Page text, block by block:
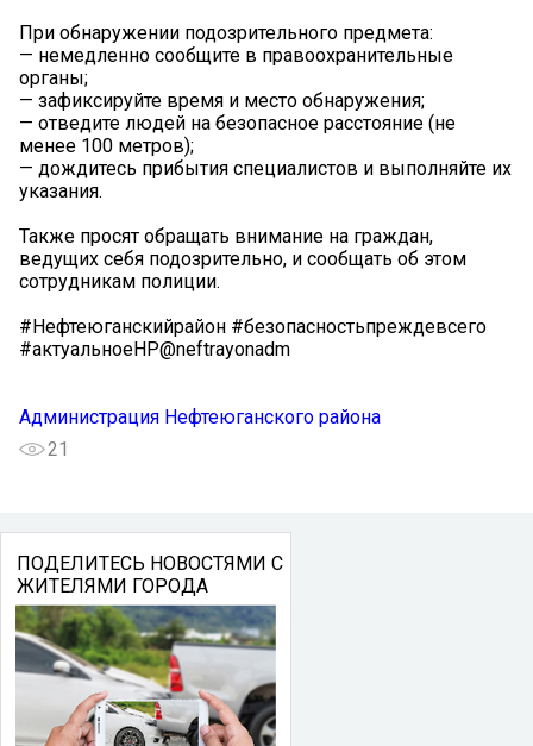
При обнаружении подозрительного предмета:
— немедленно сообщите в правоохранительные
органы;
— зафиксируйте время и место обнаружения;
— отведите людей на безопасное расстояние (не
менее 100 метров);
— дождитесь прибытия специалистов и выполняйте их
указания.
Также просят обращать внимание на граждан,
ведущих себя подозрительно, и сообщать об этом
сотрудникам полиции.
#Нефтеюганскийрайон #безопасностьпреждевсего
#актуальноеНР@neftrayonadm
Администрация Нефтеюганского района
21
ПОДЕЛИТЕСЬ НОВОСТЯМИ С
ЖИТЕЛЯМИ ГОРОДА